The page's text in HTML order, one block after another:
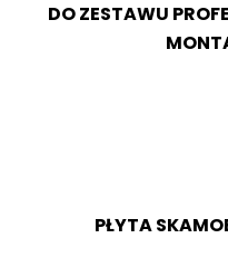
DO ZESTAWU
PŁYTA